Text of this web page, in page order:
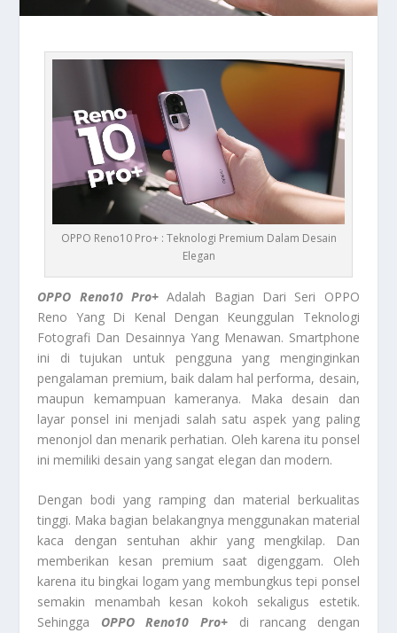
OPPO Reno10 Pro+ : Teknologi Premium Dalam Desain
Elegan
OPPO Reno10 Pro+ Adalah Bagian Dari Seri OPPO
Reno Yang Di Kenal Dengan Keunggulan Teknologi
Fotografi Dan Desainnya Yang Menawan. Smartphone
ini di tujukan untuk pengguna yang menginginkan
pengalaman premium, baik dalam hal performa, desain,
maupun kemampuan kameranya. Maka desain dan
layar ponsel ini menjadi salah satu aspek yang paling
menonjol dan menarik perhatian. Oleh karena itu ponsel
ini memiliki desain yang sangat elegan dan modern.
Dengan bodi yang ramping dan material berkualitas
tinggi. Maka bagian belakangnya menggunakan material
kaca dengan sentuhan akhir yang mengkilap. Dan
memberikan kesan premium saat digenggam. Oleh
karena itu bingkai logam yang membungkus tepi ponsel
semakin menambah kesan kokoh sekaligus estetik.
Sehingga OPPO Reno10 Pro+ di rancang dengan